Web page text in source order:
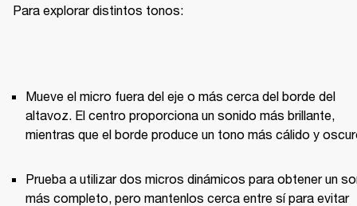
Mueve el micro fuera del eje o más cerca del borde del
altavoz. El centro proporciona un sonido más brillante,
mientras que el borde produce un tono más cálido y
Prueba a utilizar dos micros dinámicos para obtener un
más completo, pero mantenlos cerca entre sí para evitar